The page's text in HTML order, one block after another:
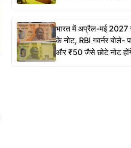
भारत में अप्रैल-मई 2027
के नोट, RBI गवर्नर
और ₹50 जैसे छोटे नोट